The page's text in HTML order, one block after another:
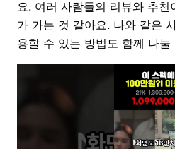
요. 여러 사람들의 리뷰와 추
가 가는 것 같아요. 나와 같은
용할 수 있는 방법도 함께 나